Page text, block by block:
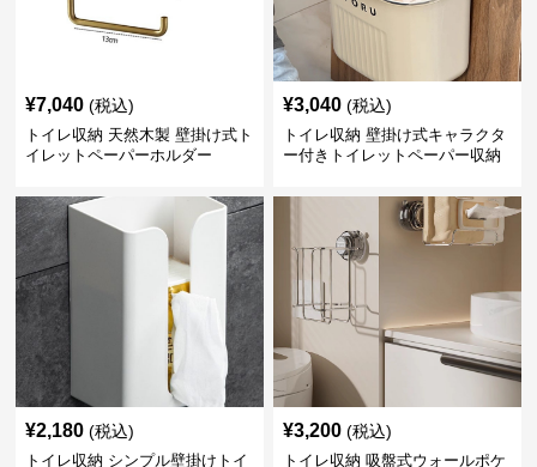
¥7,040 (税込)
トイレ収納 天然木製 壁掛け式ト
イレットペーパーホルダー
¥3,040 (税込)
トイレ収納 壁掛け式キャラクタ
ー付きトイレットペーパー収納
¥2,180 (税込)
トイレ収納 シンプル壁掛けトイ
¥3,200 (税込)
トイレ収納 吸盤式ウォールポケ